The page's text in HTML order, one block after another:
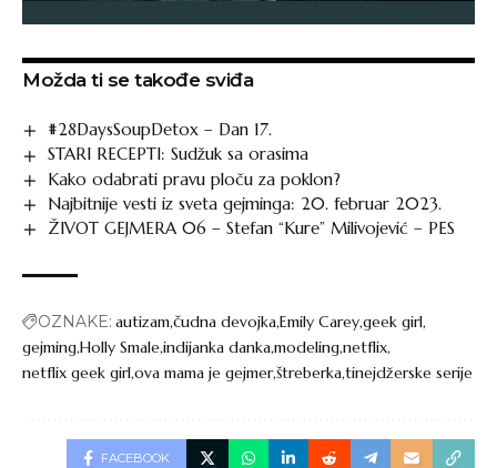
Možda ti se takođe sviđa
#28DaysSoupDetox – Dan 17.
STARI RECEPTI: Sudžuk sa orasima
Kako odabrati pravu ploču za poklon?
Najbitnije vesti iz sveta gejminga: 20. februar 2023.
ŽIVOT GEJMERA 06 – Stefan “Kure” Milivojević – PES
OZNAKE: autizamčudna devojkaEmily Careygeek girl
gejmingHolly Smaleindijanka dankamodelingnetflix
netflix geek girlova mama je gejmerštreberkatinejdžerske serije
FACEBOOK